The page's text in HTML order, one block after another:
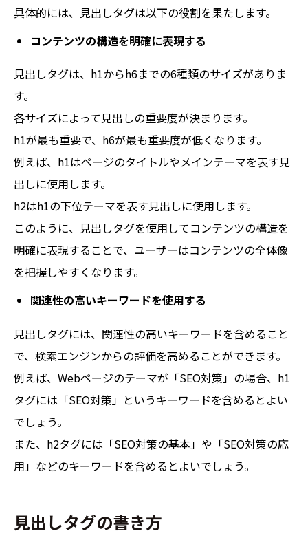
具体的には、見出しタグは以下の役割を果たします。
コンテンツの構造を明確に表現する
見出しタグは、h1からh6までの6種類のサイズがありま
す。
各サイズによって見出しの重要度が決まります。
h1が最も重要で、h6が最も重要度が低くなります。
例えば、h1はページのタイトルやメインテーマを表す見
出しに使用します。
h2はh1の下位テーマを表す見出しに使用します。
このように、見出しタグを使用してコンテンツの構造を
明確に表現することで、ユーザーはコンテンツの全体像
を把握しやすくなります。
関連性の高いキーワードを使用する
見出しタグには、関連性の高いキーワードを含めること
で、検索エンジンからの評価を高めることができます。
例えば、Webページのテーマが「SEO対策」の場合、h1
タグには「SEO対策」というキーワードを含めるとよい
でしょう。
また、h2タグには「SEO対策の基本」や「SEO対策の応
用」などのキーワードを含めるとよいでしょう。
見出しタグの書き方